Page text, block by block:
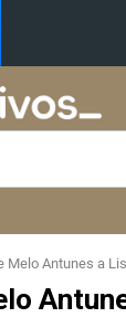
Melo Antunes a